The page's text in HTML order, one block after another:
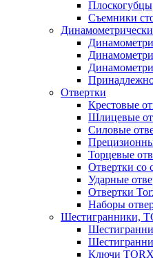
Плоскогубцы
Съемники
Отвертки
Крестовые
Шлицевые
Силовые
Торцевые
Отвертки со
Ударные
Отвертки
Наборы
Шестигранники,
Ключи